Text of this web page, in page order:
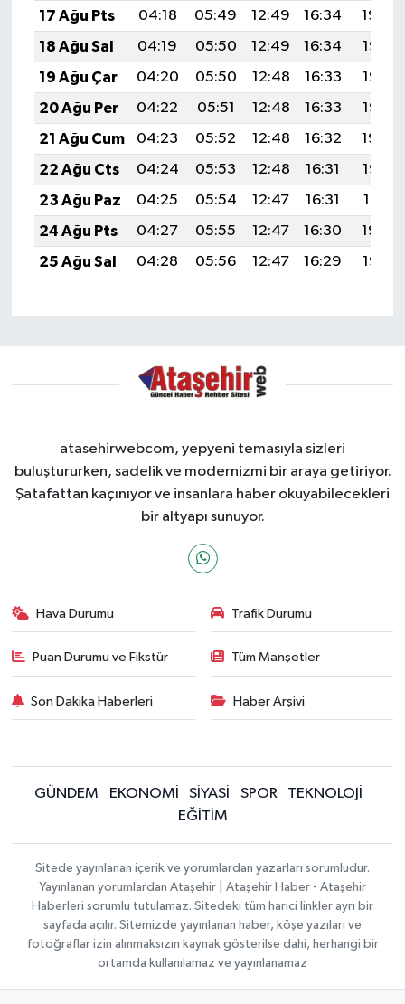
17 Ağu Pts
04:18 05:49 12:49 16:34
19:39
18 Ağu Sal
04:19 05:50 12:49 16:34
19:38
19 Ağu Çar
04:20 05:50 12:48 16:33
19:36
20 Ağu Per
04:22 05:51 12:48 16:33
19:35
21 Ağu Cum
04:23 05:52 12:48 16:32
19:34
22 Ağu Cts
04:24 05:53 12:48 16:31
19:32
23 Ağu Paz
04:25 05:54 12:47 16:31
19:31
24 Ağu Pts
04:27 05:55 12:47 16:30
19:30
25 Ağu Sal
04:28 05:56 12:47 16:29 19:28
atasehirwebcom, yepyeni temasıyla sizleri
buluştururken, sadelik ve modernizmi bir araya getiriyor.
Şatafattan kaçınıyor ve insanlara haber okuyabilecekleri
bir altyapı sunuyor.
Hava Durumu Trafik Durumu
Puan Durumu ve Fikstür Tüm Manşetler
Son Dakika Haberleri Haber Arşivi
GÜNDEM EKONOMİ SİYASİ SPOR
TEKNOLOJİ
EĞİTİM
Sitede yayınlanan içerik ve yorumlardan yazarları sorumludur.
Yayınlanan yorumlardan Ataşehir | Ataşehir Haber - Ataşehir
Haberleri sorumlu tutulamaz. Sitedeki tüm harici linkler ayrı bir
sayfada açılır. Sitemizde yayınlanan haber, köşe yazıları ve
fotoğraflar izin alınmaksızın kaynak gösterilse dahi, herhangi bir
ortamda kullanılamaz ve yayınlanamaz